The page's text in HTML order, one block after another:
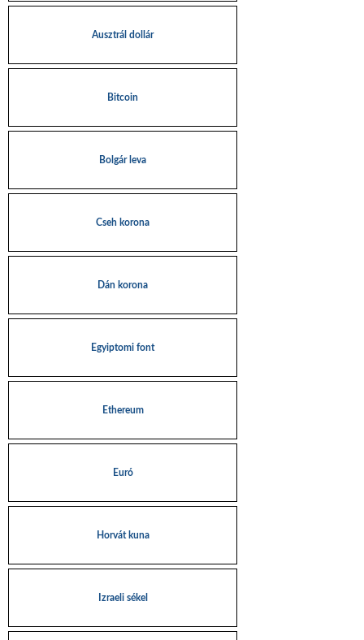
Ausztrál dollár
Bitcoin
Bolgár leva
Cseh korona
Dán korona
Egyiptomi font
Ethereum
Euró
Horvát kuna
Izraeli sékel